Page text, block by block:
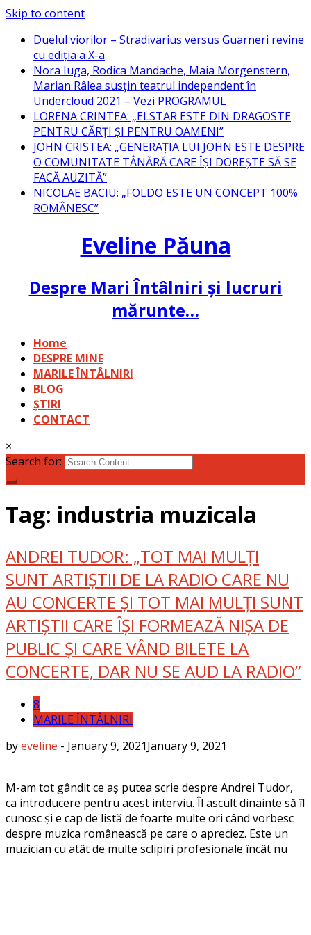
Skip to content
Duelul viorilor – Stradivarius versus Guarneri revine
cu ediția a X-a
Nora Iuga, Rodica Mandache, Maia Morgenstern,
Marian Râlea susțin teatrul independent în
Undercloud 2021 – Vezi PROGRAMUL
LORENA CRINTEA: „ELSTAR ESTE DIN DRAGOSTE
PENTRU CĂRȚI ȘI PENTRU OAMENI”
JOHN CRISTEA: „GENERAȚIA LUI JOHN ESTE DESPRE
O COMUNITATE TÂNĂRĂ CARE ÎȘI DOREȘTE SĂ SE
FACĂ AUZITĂ”
NICOLAE BACIU: „FOLDO ESTE UN CONCEPT 100%
ROMÂNESC”
Eveline Păuna
Despre Mari Întâlniri și lucruri
mărunte…
Home
DESPRE MINE
MARILE ÎNTÂLNIRI
BLOG
ȘTIRI
CONTACT
×
Search for:
Tag: industria muzicala
ANDREI TUDOR: „TOT MAI MULȚI
SUNT ARTIȘTII DE LA RADIO CARE NU
AU CONCERTE ȘI TOT MAI MULȚI SUNT
ARTIȘTII CARE ÎȘI FORMEAZĂ NIȘA DE
PUBLIC ȘI CARE VÂND BILETE LA
CONCERTE, DAR NU SE AUD LA RADIO”
8
MARILE ÎNTÂLNIRI
byeveline - January 9, 2021January 9, 2021
M-am tot gândit ce aș putea scrie despre Andrei Tudor,
ca introducere pentru acest interviu. Îl ascult dinainte să îl
cunosc și e cap de listă de foarte multe ori când vorbesc
despre muzica românească pe care o apreciez. Este un
muzician cu atât de multe sclipiri profesionale încât nu